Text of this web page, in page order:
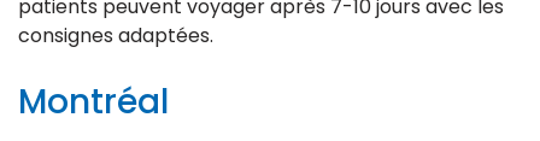
patients peuvent voyager après 7-10 jours avec les
consignes adaptées.
Montréal